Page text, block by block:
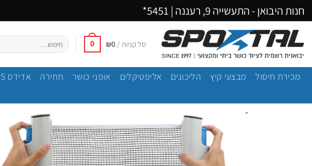
Skip
to
content
חנות היבואן - התעשייה 9, רעננה | 5451*
סל קניות / ₪0
0
חיפוש
עבור:
מכירת חיסול מבצעי קיץ הליכונים אליפטיקלים אופני כושר חתירה אדידס ADIDAS